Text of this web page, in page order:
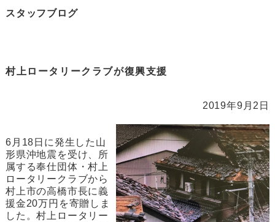
スタッフブログ
村上ロータリークラブが復興支援
2019年9月2日
6月18日に発生した山
形県沖地震を受け、所
属する奉仕団体・村上
ロータリークラブから
村上市の高橋市長に義
援金20万円を寄贈しま
した。村上ロータリー